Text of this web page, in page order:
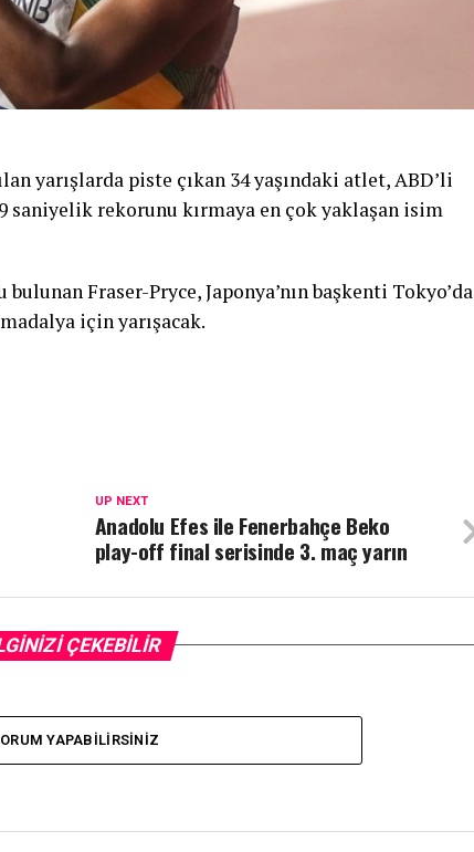
yarışlarda piste çıkan 34 yaşındaki atlet, ABD’li
saniyelik rekorunu kırmaya en çok yaklaşan isim
Fraser-Pryce, Japonya’nın başkenti Tokyo’da
için yarışacak.
UP NEXT
Anadolu Efes ile Fenerbahçe Beko
play-off final serisinde 3. maç yarın
ÇEKEBİLİR
YAPABILIRSINIZ